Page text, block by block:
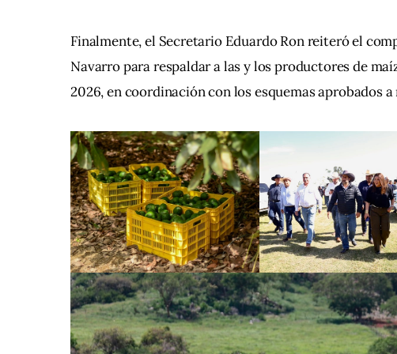
Finalmente, el Secretario Eduardo Ron reiteró el
Navarro para respaldar a las y los productores de
2026, en coordinación con los esquemas aprobados